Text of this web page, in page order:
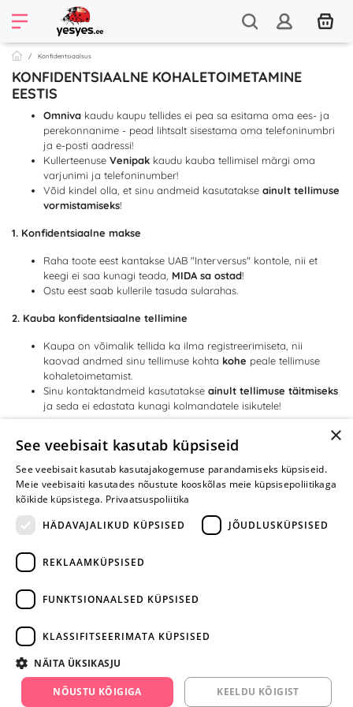
Konfidentsiaalsus
KONFIDENTSIAALNE KOHALETOIMETAMINE
EESTIS
Omniva kaudu kaupu tellides ei pea sa esitama oma ees- ja
perekonnanime - pead lihtsalt sisestama oma telefoninumbri
ja e-posti aadressi!
Kullerteenuse Venipak kaudu kauba tellimisel märgi oma
varjunimi ja telefoninumber!
Võid kindel olla, et sinu andmeid kasutatakse ainult tellimuse
vormistamiseks!
1. Konfidentsiaalne makse
Raha toote eest kantakse UAB "Interversus" kontole, nii et
keegi ei saa kunagi teada, MIDA sa ostad!
Ostu eest saab kullerile tasuda sularahas.
2. Kauba konfidentsiaalne tellimine
Kaupa on võimalik tellida ka ilma registreerimiseta, nii
kaovad andmed sinu tellimuse kohta kohe peale tellimuse
kohaletoimetamist.
Sinu kontaktandmeid kasutatakse ainult tellimuse täitmiseks
ja seda ei edastata kunagi kolmandatele isikutele!
keegi peale sinu ei tea selle sisust.
Kuller ega postitöötajadei tea, mis kaup sinu pakis on.
Kauba saad tellida ka töö juurde -
on!
facebook.com/yesyes.ee
Instagram/yesyes.ee
×
See veebisait kasutab küpsiseid
See veebisait kasutab kasutajakogemuse parandamiseks küpsiseid.
Meie veebisaiti kasutades nõustute kooskõlas meie küpsisepoliitikaga
kõikide küpsistega. Privaatsuspoliitika
HÄDAVAJALIKUD KÜPSISED
JÕUDLUSKÜPSISED
REKLAAMKÜPSISED
FUNKTSIONAALSED KÜPSISED
KLASSIFITSEERIMATA KÜPSISED
NÄITA ÜKSIKASJU
NÕUSTU KÕIGIGA KEELDU KÕIGIST